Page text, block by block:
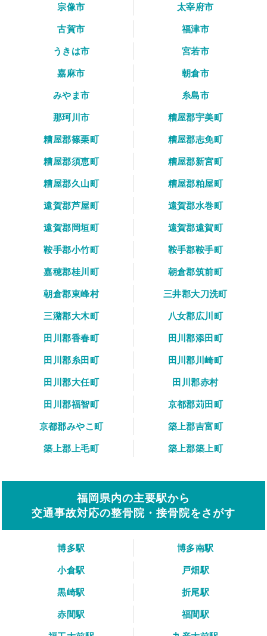
宗像市
太宰府市
古賀市
福津市
うきは市
宮若市
嘉麻市
朝倉市
みやま市
糸島市
那珂川市
糟屋郡宇美町
糟屋郡篠栗町
糟屋郡志免町
糟屋郡須恵町
糟屋郡新宮町
糟屋郡久山町
糟屋郡粕屋町
遠賀郡芦屋町
遠賀郡水巻町
遠賀郡岡垣町
遠賀郡遠賀町
鞍手郡小竹町
鞍手郡鞍手町
嘉穂郡桂川町
朝倉郡筑前町
朝倉郡東峰村
三井郡大刀洗町
三潴郡大木町
八女郡広川町
田川郡香春町
田川郡添田町
田川郡糸田町
田川郡川崎町
田川郡大任町
田川郡赤村
田川郡福智町
京都郡苅田町
京都郡みやこ町
築上郡吉富町
築上郡上毛町
築上郡築上町
福岡県内の主要駅から
交通事故対応の整骨院・接骨院をさがす
博多駅
博多南駅
小倉駅
戸畑駅
黒崎駅
折尾駅
赤間駅
福間駅